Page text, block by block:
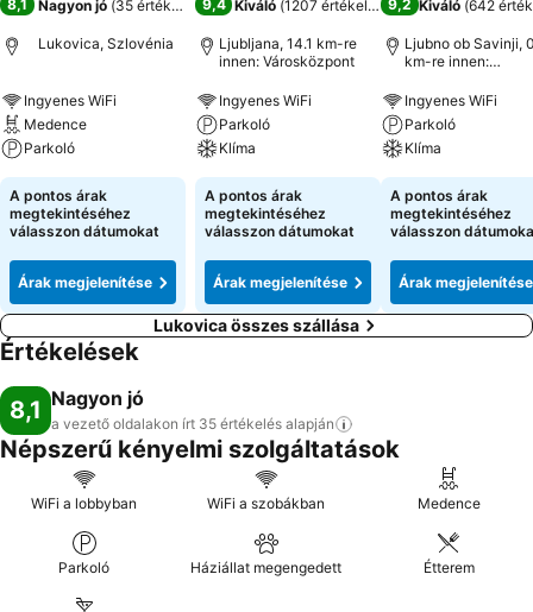
8,1 Nagyon jó (35 értékelés )
Lukovica, Szlovénia
Ingyenes WiFi
Medence
Parkoló
A pontos árak
megtekintéséhez
válasszon dátumokat
Árak megjelenítése
9,4 Kiváló (1207 értékelés)
Ljubljana, 14.1 km-re
innen: Városközpont
Ingyenes WiFi
Parkoló
Klíma
A pontos árak
megtekintéséhez
válasszon dátumokat
Árak megjelenítése
9,2 Kiváló (642
Ljubno ob Savinji,
km-re innen:
Ingyenes WiFi
Parkoló
Klíma
A pontos árak
megtekintéséhez
válasszon
Árak megjelenítése
Lukovica összes szállása
Értékelések
8,1 Nagyon jó
a vezető oldalakon írt 35 értékelés alapján
Népszerű kényelmi szolgáltatások
WiFi a lobbyban WiFi a szobákban Medence
Parkoló Háziállat megengedett Étterem